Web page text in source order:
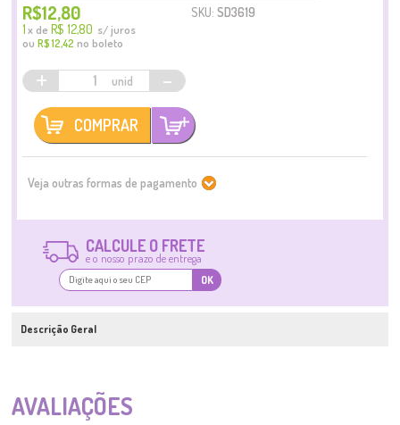
R$12,80
1 x de R$ 12,80 s/ juros
ouR$ 12,42 no boleto
+ -
COMPRAR
SKU:SD3619
Veja outras formas de pagamento
CALCULE O FRETE
e o nosso prazo de entrega
OK
Descrição Geral
AVALIAÇÕES